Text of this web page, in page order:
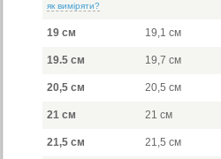
як виміряти?
19 см 19,1 см
19.5 см 19,7 см
20,5 см 20,5 см
21 см 21 см
21,5 см 21,5 см